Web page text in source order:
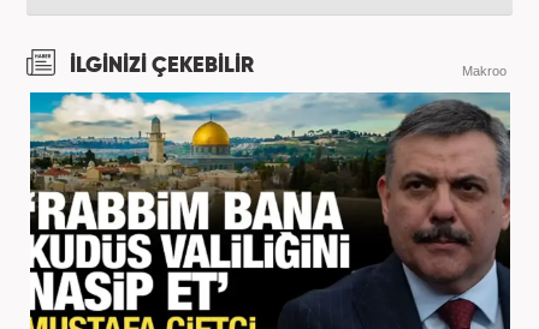
İLGİNİZİ ÇEKEBİLİR Makroo